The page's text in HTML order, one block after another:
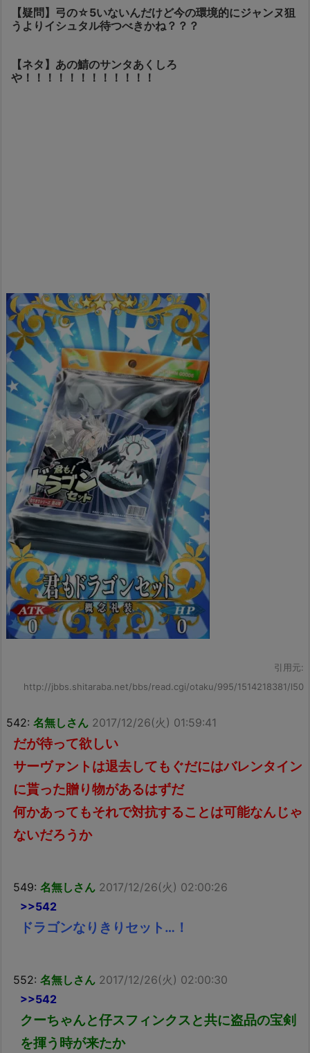
【疑問】弓の☆5いないんだけど今の環境的にジャンヌ狙
うよりイシュタル待つべきかね？？？
【ネタ】あの鯖のサンタあくしろ
や！！！！！！！！！！！！
引用元:
http://jbbs.shitaraba.net/bbs/read.cgi/otaku/995/1514218381/l50
542: 名無しさん 2017/12/26(火) 01:59:41
だが待って欲しい
サーヴァントは退去してもぐだにはバレンタイン
に貰った贈り物があるはずだ
何かあってもそれで対抗することは可能なんじゃ
ないだろうか
549: 名無しさん 2017/12/26(火) 02:00:26
>>542
ドラゴンなりきりセット…！
552: 名無しさん 2017/12/26(火) 02:00:30
>>542
クーちゃんと仔スフィンクスと共に盗品の宝剣
を揮う時が来たか